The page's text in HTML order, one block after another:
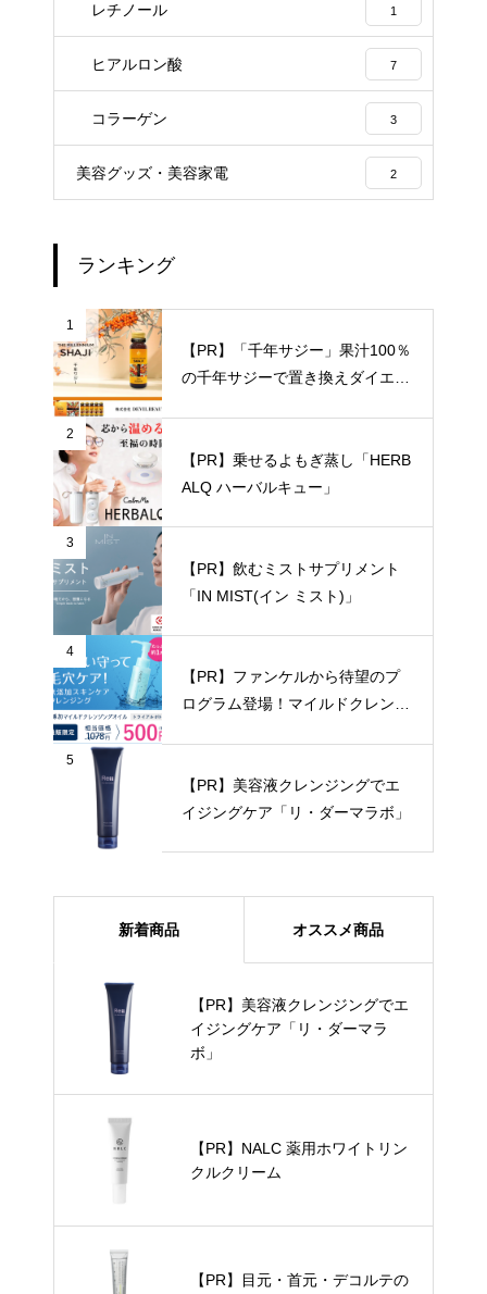
レチノール 1
ヒアルロン酸 7
コラーゲン 3
美容グッズ・美容家電 2
ランキング
1
【PR】「千年サジー」果汁100％
の千年サジーで置き換えダイエッ
2
【PR】乗せるよもぎ蒸し「HERB
ALQ ハーバルキュー」
3
【PR】飲むミストサプリメント
「IN MIST(イン ミスト)」
4
【PR】ファンケルから待望のプ
ログラム登場！マイルドクレンジ
5
【PR】美容液クレンジングでエ
イジングケア「リ・ダーマラボ」
新着商品 オススメ商品
【PR】美容液クレンジングでエ
イジングケア「リ・ダーマラ
ボ」
【PR】NALC 薬用ホワイトリン
クルクリーム
【PR】目元・首元・デコルテの